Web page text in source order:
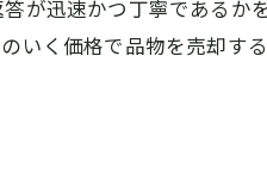
が迅速かつ丁寧であるか
いく価格で品物を売却す